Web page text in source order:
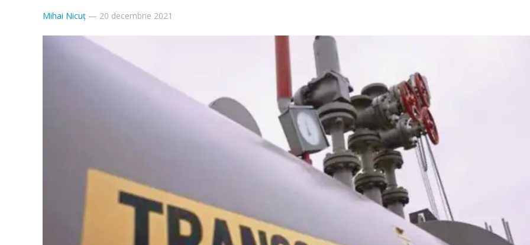
Mihai Nicuț — 20 decembrie 2021